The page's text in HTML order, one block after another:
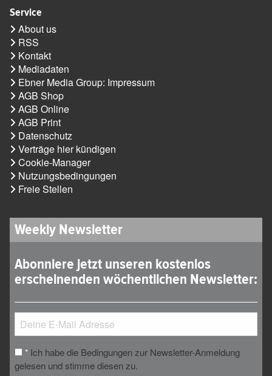
Service
About us
RSS
Kontakt
Mediadaten
Ebner Media Group: Impressum
AGB Shop
AGB Online
AGB Print
Datenschutz
Verträge hier kündigen
Cookie-Manager
Nutzungsbedingungen
Freie Stellen
Weekly Newsletter
Abonniere jetzt unseren kostenlos
erscheinenden wöchentlichen Newsletter:
* Ich habe die Bedingungen zur Newsletter-Anmeldung
gelesen und stimme diesen zu.